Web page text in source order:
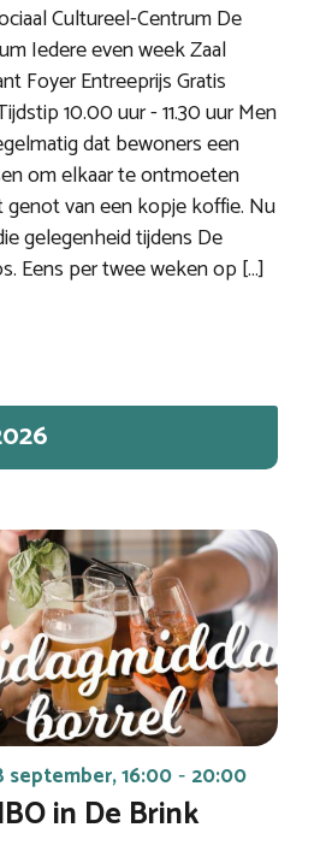
Cultureel-Centrum De
Iedere even week Zaal
Foyer Entreeprijs Gratis
10.00 uur - 11.30 uur Men
dat bewoners een
om elkaar te ontmoeten
van een kopje koffie. Nu
gelegenheid tijdens De
Eens per twee weken op […]
september, 16:00 - 20:00
in De Brink